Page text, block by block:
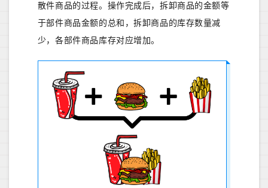
散件商品的过程。操作完成后，拆卸商品的金额等
于部件商品金额的总和，拆卸商品的库存数量减
少，各部件商品库存对应增加。